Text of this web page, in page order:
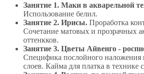
Занятие 1. Маки в акварельной
Использование белил.
Занятие 2. Ирисы. Проработка
Сочетание матовых и прозрачных
оттенкков.
Занятие 3. Цветы Айвенго -
Специфика послойного наложения
слоев. Кайма для платка в технике